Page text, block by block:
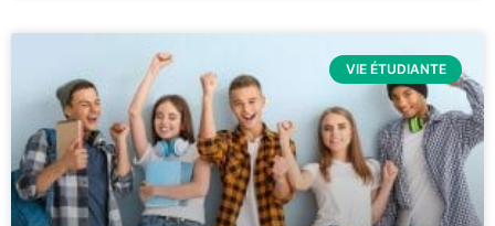
VIE ÉTUDIANTE